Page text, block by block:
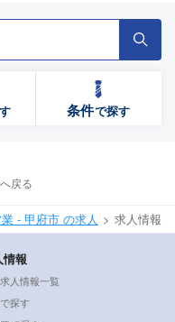
条件で探す
戻る
- 甲府市 の求人 求人情報
情報
人情報一覧
探す